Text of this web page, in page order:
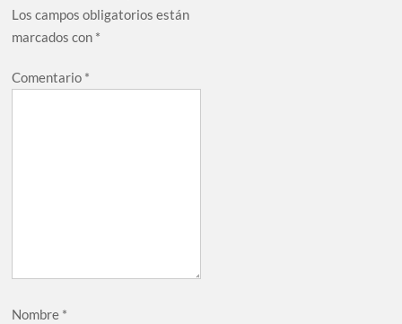
Los campos obligatorios están
marcados con *
Comentario *
Nombre *